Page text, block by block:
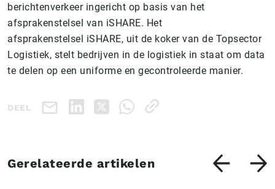
berichtenverkeer ingericht op basis van het
afsprakenstelsel van iSHARE. Het
afsprakenstelsel iSHARE, uit de koker van de Topsector
Logistiek, stelt bedrijven in de logistiek in staat om data
te delen op een uniforme en gecontroleerde manier.
DEEL
Gerelateerde artikelen